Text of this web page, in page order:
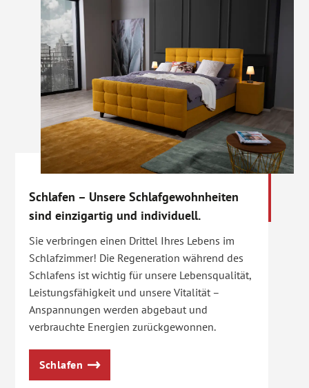
Schlafen – Unsere Schlafgewohnheiten
sind einzigartig und individuell.
Sie verbringen einen Drittel Ihres Lebens im
Schlafzimmer! Die Regeneration während des
Schlafens ist wichtig für unsere Lebensqualität,
Leistungsfähigkeit und unsere Vitalität –
Anspannungen werden abgebaut und
verbrauchte Energien zurückgewonnen.
Schlafen